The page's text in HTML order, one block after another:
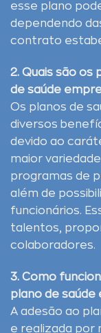
esse plano
dependendo
contrato
2. Quais são os
de saúde
Os planos de
diversos
devido ao
maior
programas de
além de
funcionários.
talentos,
colaboradores.
3. Como
plano de saúde
A adesão ao
e realizada por